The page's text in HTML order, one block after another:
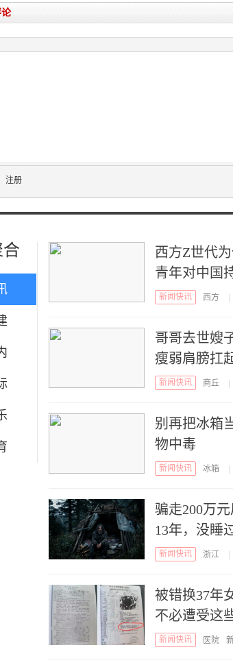
论
注册
西方Z世代
青年对中国
新闻快讯 西方
哥哥去世嫂
瘦弱肩膀扛
新闻快讯 商丘
别再把冰箱
物中毒
新闻快讯 冰箱
骗走200万
13年，没睡
新闻快讯 浙江
被错换37年
不必遭受这
新闻快讯 医院